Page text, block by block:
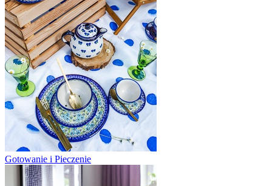
Gotowanie i Pieczenie